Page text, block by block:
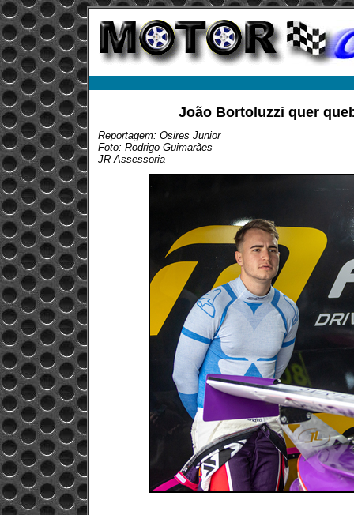
João Bortoluzzi quer
Reportagem: Osires Junior
Foto: Rodrigo Guimarães
JR Assessoria